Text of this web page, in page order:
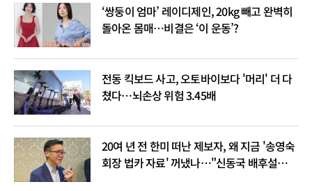
‘쌍둥이 엄마’ 레이디제인, 20kg 빼고 완벽히
돌아온 몸매…비결은 ‘이 운동’?
전동 킥보드 사고, 오토바이보다 '머리' 더 다
쳤다…뇌손상 위험 3.45배
20여 년 전 한미 떠난 제보자, 왜 지금 '송영숙
회장 법카 자료' 꺼냈나…"신동국 배후설은